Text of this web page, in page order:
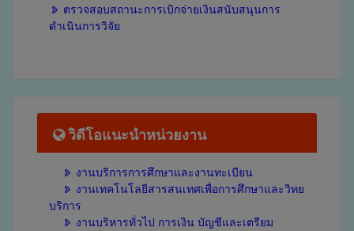
ตรวจสอบสถานะการเบิกจ่ายเงินสนับสนุนการ
ดำเนินการวิจัย
วิดีโอแนะนำหน่วยงาน
งานบริการการศึกษาและงานทะเบียน
งานเทคโนโลยีสารสนเทศเพื่อการศึกษาและวิทย
บริการ
งานบริหารทั่วไป การเงิน บัญชีและเตรียม